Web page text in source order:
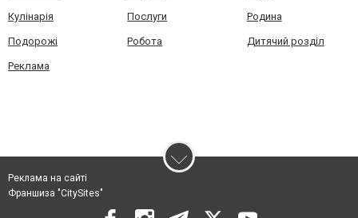
Кулінарія Послуги Родина
Подорожі Робота Дитячий розділ
Реклама
Реклама на сайті
Франшиза "CitySites"